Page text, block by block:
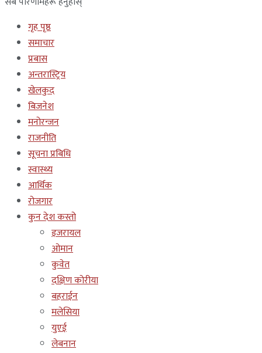
गृह पृष्ठ
समाचार
प्रबास
अन्तरास्ट्रिय
खेलकुद
बिजनेश
मनोरन्जन
राजनीति
सूचना प्रबिधि
स्वास्थ्य
आर्थिक
रोजगार
कुन देश कस्तो
इजरायल
ओमान
कुवेत
दक्षिण कोरीया
बहराईन
मलेसिया
युएई
लेबनान